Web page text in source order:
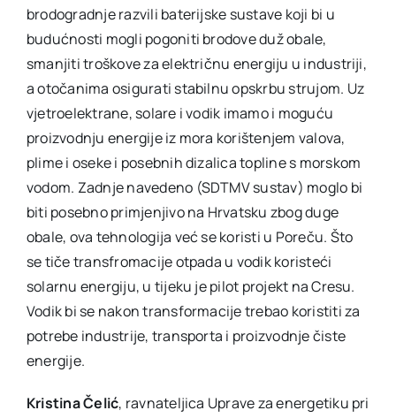
brodogradnje razvili baterijske sustave koji bi u
budućnosti mogli pogoniti brodove duž obale,
smanjiti troškove za električnu energiju u industriji,
a otočanima osigurati stabilnu opskrbu strujom. Uz
vjetroelektrane, solare i vodik imamo i moguću
proizvodnju energije iz mora korištenjem valova,
plime i oseke i posebnih dizalica topline s morskom
vodom. Zadnje navedeno (SDTMV sustav) moglo bi
biti posebno primjenjivo na Hrvatsku zbog duge
obale, ova tehnologija već se koristi u Poreču. Što
se tiče transfromacije otpada u vodik koristeći
solarnu energiju, u tijeku je pilot projekt na Cresu.
Vodik bi se nakon transformacije trebao koristiti za
potrebe industrije, transporta i proizvodnje čiste
energije.
Kristina Čelić, ravnateljica Uprave za energetiku pri